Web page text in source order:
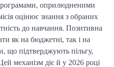
оприлюдненими
оцінює знання з обраних
до навчання. Позитивна
як на бюджетні, так і на
що підтверджують пільгу,
механізм діє й у 2026 році